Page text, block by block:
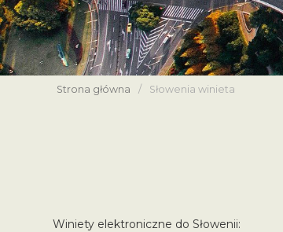
Strona główna / Słowenia winieta
Winiety elektroniczne do Słowenii: